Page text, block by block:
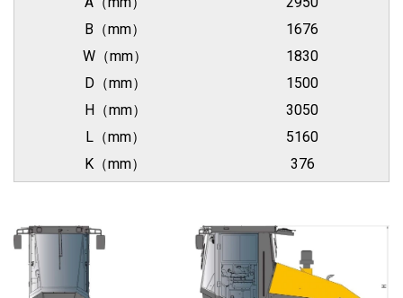
B（mm）
1676
W（mm）
1830
D（mm）
1500
H（mm）
3050
L（mm）
5160
K（mm）
376